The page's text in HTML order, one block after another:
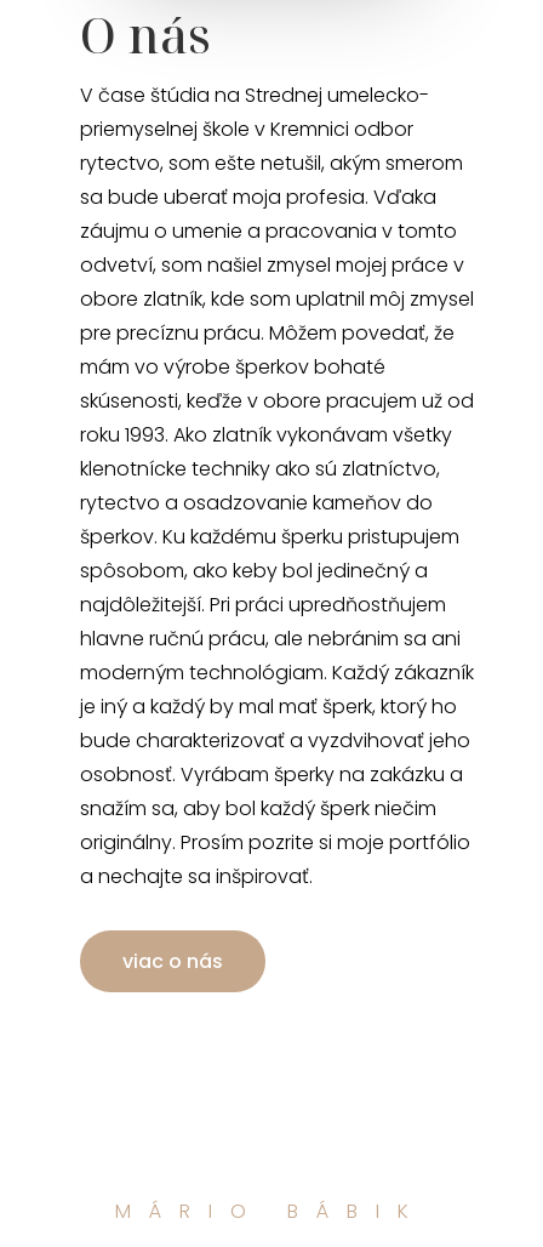
O nás
V čase štúdia na Strednej umelecko-
priemyselnej škole v Kremnici odbor
rytectvo, som ešte netušil, akým smerom
sa bude uberať moja profesia. Vďaka
záujmu o umenie a pracovania v tomto
odvetví, som našiel zmysel mojej práce v
obore zlatník, kde som uplatnil môj zmysel
pre precíznu prácu. Môžem povedať, že
mám vo výrobe šperkov bohaté
skúsenosti, keďže v obore pracujem už od
roku 1993. Ako zlatník vykonávam všetky
klenotnícke techniky ako sú zlatníctvo,
rytectvo a osadzovanie kameňov do
šperkov. Ku každému šperku pristupujem
spôsobom, ako keby bol jedinečný a
najdôležitejší. Pri práci upredňostňujem
hlavne ručnú prácu, ale nebránim sa ani
moderným technológiam. Každý zákazník
je iný a každý by mal mať šperk, ktorý ho
bude charakterizovať a vyzdvihovať jeho
osobnosť. Vyrábam šperky na zakázku a
snažím sa, aby bol každý šperk niečim
originálny. Prosím pozrite si moje portfólio
a nechajte sa inšpirovať.
viac o nás
MÁRIO BÁBIK